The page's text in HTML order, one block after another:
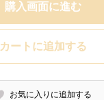
購入画面に進む
カートに追加する
お気に入りに追加する